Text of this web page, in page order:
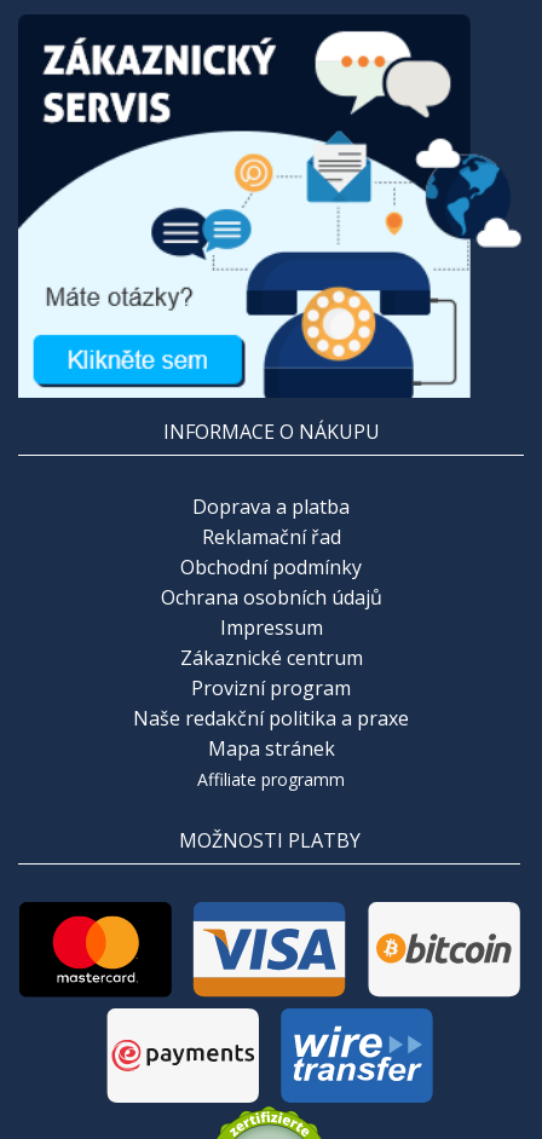
INFORMACE O NÁKUPU
Doprava a platba
Reklamační řad
Obchodní podmínky
Ochrana osobních údajů
Impressum
Zákaznické centrum
Provizní program
Naše redakční politika a praxe
Mapa stránek
Affiliate programm
MOŽNOSTI PLATBY